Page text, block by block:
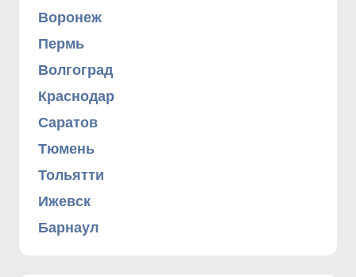
Воронеж
Пермь
Волгоград
Краснодар
Саратов
Тюмень
Тольятти
Ижевск
Барнаул